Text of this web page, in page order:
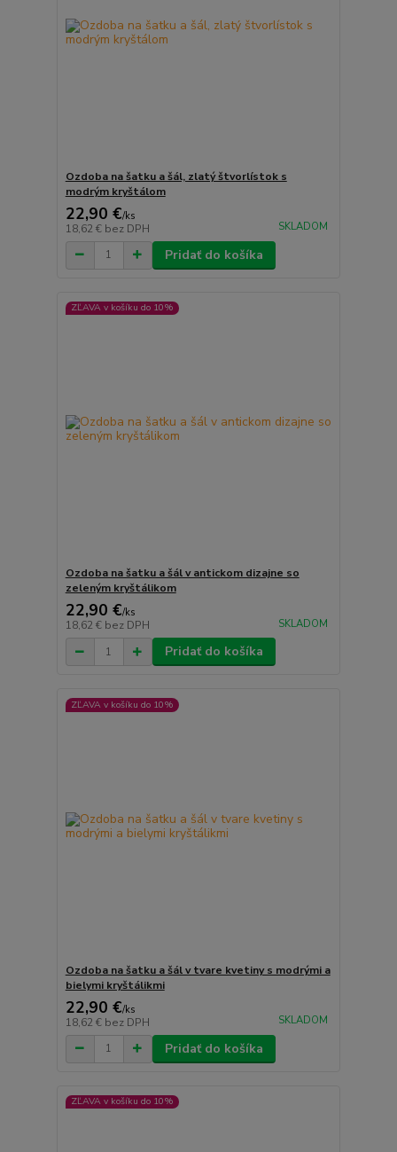
Ozdoba na šatku a šál, zlatý štvorlístok s
modrým kryštálom
22,90 €/ks
18,62 € bez DPH SKLADOM
Pridať do košíka
ZĽAVA v košíku do 10%
Ozdoba na šatku a šál v antickom dizajne so
zeleným kryštálikom
22,90 €/ks
18,62 € bez DPH SKLADOM
Pridať do košíka
ZĽAVA v košíku do 10%
Ozdoba na šatku a šál v tvare kvetiny s modrými a
bielymi kryštálikmi
22,90 €/ks
18,62 € bez DPH SKLADOM
Pridať do košíka
ZĽAVA v košíku do 10%